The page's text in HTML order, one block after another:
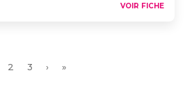
VOIR FICHE
Page
2 Page
3
Page
›
Dernière
»